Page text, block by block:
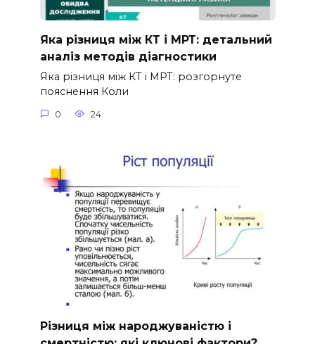
Яка різниця між КТ і МРТ: детальний
аналіз методів діагностики
Яка різниця між КТ і МРТ: розгорнуте
пояснення Коли
0 24
Різниця між народжуваністю і